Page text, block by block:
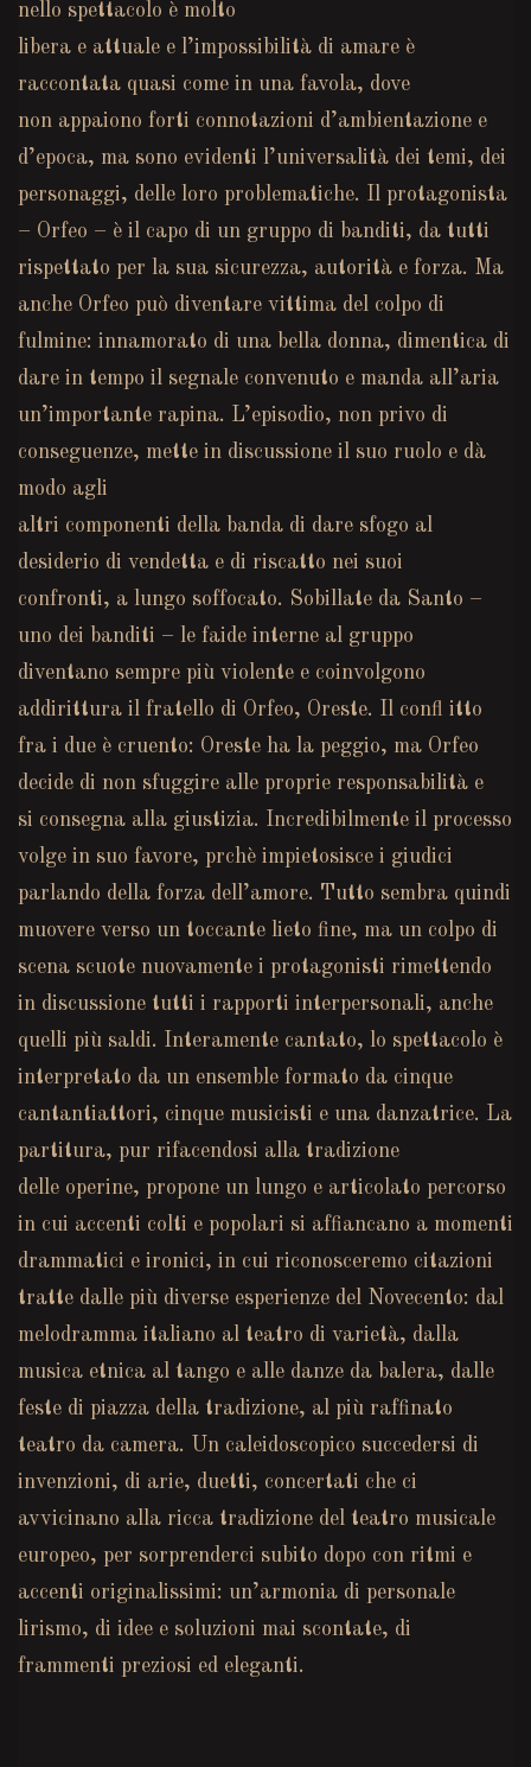
nello spettacolo è molto
libera e attuale e l’impossibilità di amare è
raccontata quasi come in una favola, dove
non appaiono forti connotazioni d’ambientazione e
d’epoca, ma sono evidenti l’universalità dei temi, dei
personaggi, delle loro problematiche. Il protagonista
– Orfeo – è il capo di un gruppo di banditi, da tutti
rispettato per la sua sicurezza, autorità e forza. Ma
anche Orfeo può diventare vittima del colpo di
fulmine: innamorato di una bella donna, dimentica di
dare in tempo il segnale convenuto e manda all’aria
un’importante rapina. L’episodio, non privo di
conseguenze, mette in discussione il suo ruolo e dà
modo agli
altri componenti della banda di dare sfogo al
desiderio di vendetta e di riscatto nei suoi
confronti, a lungo soffocato. Sobillate da Santo –
uno dei banditi – le faide interne al gruppo
diventano sempre più violente e coinvolgono
addirittura il fratello di Orfeo, Oreste. Il confl itto
fra i due è cruento: Oreste ha la peggio, ma Orfeo
decide di non sfuggire alle proprie responsabilità e
si consegna alla giustizia. Incredibilmente il processo
volge in suo favore, prchè impietosisce i giudici
parlando della forza dell’amore. Tutto sembra quindi
muovere verso un toccante lieto fine, ma un colpo di
scena scuote nuovamente i protagonisti rimettendo
in discussione tutti i rapporti interpersonali, anche
quelli più saldi. Interamente cantato, lo spettacolo è
interpretato da un ensemble formato da cinque
cantantiattori, cinque musicisti e una danzatrice. La
partitura, pur rifacendosi alla tradizione
delle operine, propone un lungo e articolato percorso
in cui accenti colti e popolari si affiancano a momenti
drammatici e ironici, in cui riconosceremo citazioni
tratte dalle più diverse esperienze del Novecento: dal
melodramma italiano al teatro di varietà, dalla
musica etnica al tango e alle danze da balera, dalle
feste di piazza della tradizione, al più raffinato
teatro da camera. Un caleidoscopico succedersi di
invenzioni, di arie, duetti, concertati che ci
avvicinano alla ricca tradizione del teatro musicale
europeo, per sorprenderci subito dopo con ritmi e
accenti originalissimi: un’armonia di personale
lirismo, di idee e soluzioni mai scontate, di
frammenti preziosi ed eleganti.